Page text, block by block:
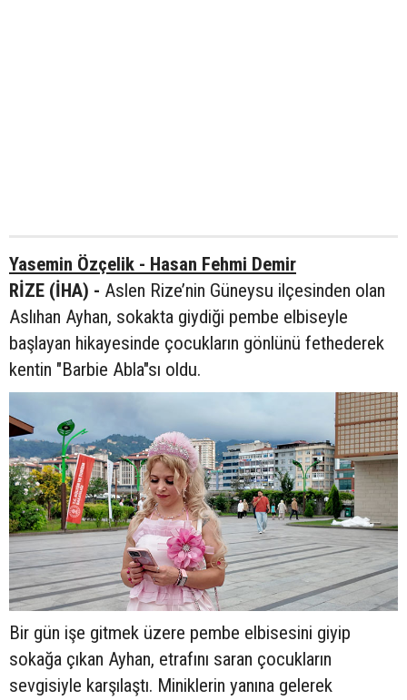
Yasemin Özçelik - Hasan Fehmi Demir
RİZE (İHA) - Aslen Rize’nin Güneysu ilçesinden olan
Aslıhan Ayhan, sokakta giydiği pembe elbiseyle
başlayan hikayesinde çocukların gönlünü fethederek
kentin "Barbie Abla"sı oldu.
Bir gün işe gitmek üzere pembe elbisesini giyip
sokağa çıkan Ayhan, etrafını saran çocukların
sevgisiyle karşılaştı. Miniklerin yanına gelerek